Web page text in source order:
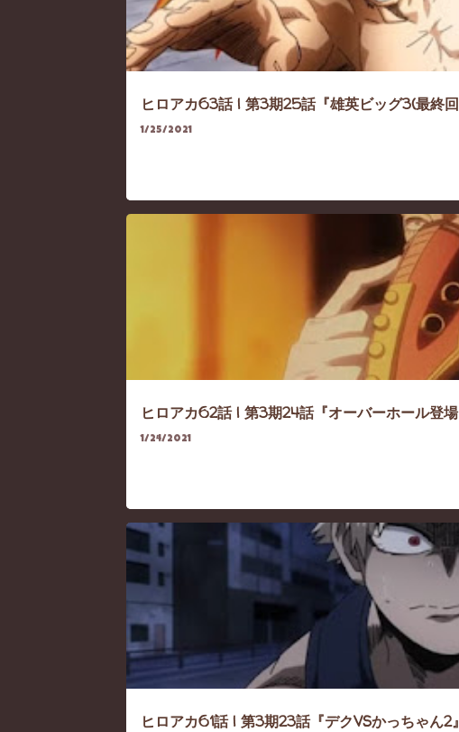
ヒロアカ63話 | 第3期25話『雄英ビッグ3(最終
1/25/2021
ヒロアカ62話 | 第3期24話『オーバーホール登
1/24/2021
ヒロアカ61話 | 第3期23話『デクVSかっちゃん
HEROACA HEROACA-SEASON3